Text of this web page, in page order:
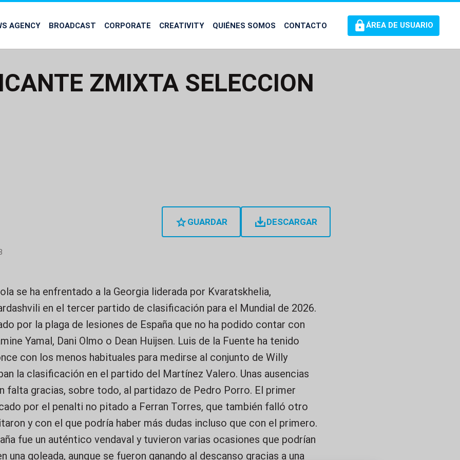
AGENCY BROADCAST CORPORATE CREATIVITY QUIÉNES SOMOS CONTACTO ÁREA DE USUARIO
ZMIXTA SELECCION
GUARDAR DESCARGAR
se ha enfrentado a la Georgia liderada por Kvaratskhelia,
en el tercer partido de clasificación para el Mundial de 2026.
por la plaga de lesiones de España que no ha podido contar con
Yamal, Dani Olmo o Dean Huijsen. Luis de la Fuente ha tenido
con los menos habituales para medirse al conjunto de Willy
la clasificación en el partido del Martínez Valero. Unas ausencias
falta gracias, sobre todo, al partidazo de Pedro Porro. El primer
por el penalti no pitado a Ferran Torres, que también falló otro
y con el que podría haber más dudas incluso que con el primero.
fue un auténtico vendaval y tuvieron varias ocasiones que podrían
una goleada, aunque se fueron ganando al descanso gracias a una